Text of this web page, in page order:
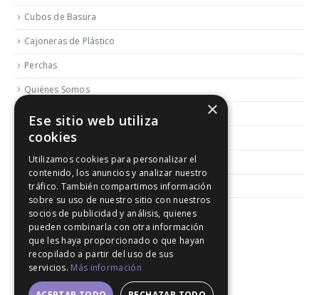
Cubos de Basura
Cajoneras de Plástico
Perchas
Quiénes Somos
Contactar
Blog
Política de Reembolso y Devoluciones
Aviso Legal
© 2020. All Rights Reserved │ Developed LGM
×
Ese sitio web utiliza
cookies
Utilizamos cookies para personalizar el
contenido, los anuncios y analizar nuestro
tráfico. También compartimos información
sobre su uso de nuestro sitio con nuestros
socios de publicidad y análisis, quienes
pueden combinarla con otra información
que les haya proporcionado o que hayan
recopilado a partir del uso de sus
servicios. Más información